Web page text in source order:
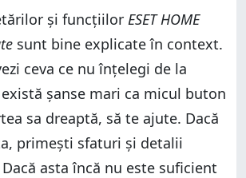
și funcțiilor ESET HOME
sunt bine explicate în context.
ceva ce nu înțelegi de la
șanse mari ca micul buton
sa dreaptă, să te ajute. Dacă
primești sfaturi și detalii
asta încă nu este suficient